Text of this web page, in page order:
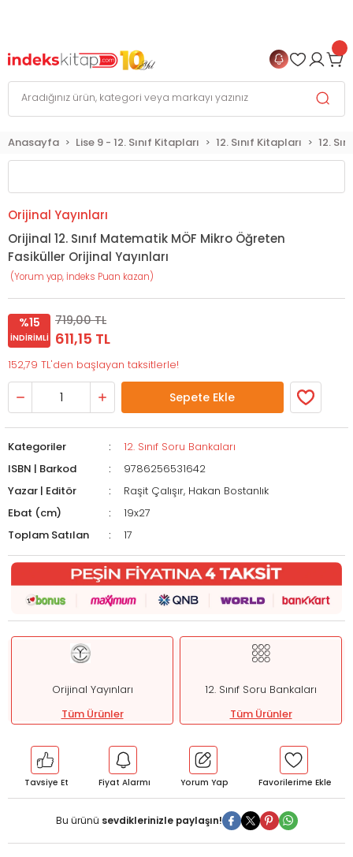
Anasayfa Lise 9 - 12. Sınıf Kitapları 12. Sınıf Kitapları 12.
Orijinal Yayınları
Orijinal 12. Sınıf Matematik MÖF Mikro Öğreten
Fasiküller Orijinal Yayınları
(Yorum yap, İndeks Puan kazan)
%15
İNDIRIMLI
719,00 TL
611,15 TL
152,79 TL'den başlayan taksitlerle!
Sepete Ekle
Kategoriler
12. Sınıf Soru Bankaları
ISBN | Barkod
9786256531642
Yazar | Editör
Raşit Çalışır, Hakan Bostanlık
Ebat (cm)
19x27
Toplam Satılan
17
Orijinal Yayınları
Tüm Ürünler
12. Sınıf Soru Bankaları
Tüm Ürünler
Tavsiye Et Fiyat Alarmı Yorum Yap
Bu ürünü sevdiklerinizle paylaşın!